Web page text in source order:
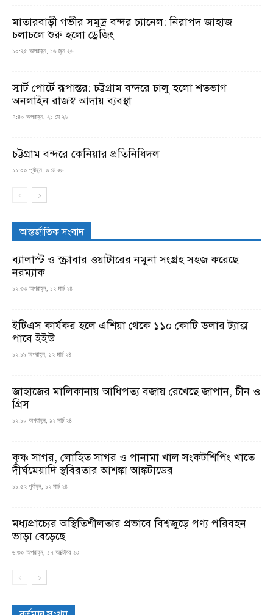
মাতারবাড়ী গভীর সমুদ্র বন্দর চ্যানেল: নিরাপদ জাহাজ
চলাচলে শুরু হলো ড্রেজিং
১০:২৫ অপরাহ্ন, ১৬ জুন ২৬
স্মার্ট পোর্টে রূপান্তর: চট্টগ্রাম বন্দরে চালু হলো শতভাগ
অনলাইন রাজস্ব আদায় ব্যবস্থা
৭:৪০ অপরাহ্ন, ২১ মে ২৬
চট্টগ্রাম বন্দরে কেনিয়ার প্রতিনিধিদল
১১:০০ পূর্বাহ্ন, ৬ মে ২৬
আন্তর্জাতিক সংবাদ
ব্যালাস্ট ও স্ক্রাবার ওয়াটারের নমুনা সংগ্রহ সহজ করেছে
নরম্যাক
১২:৩৩ অপরাহ্ন, ১২ মার্চ ২৪
ইটিএস কার্যকর হলে এশিয়া থেকে ১১০ কোটি ডলার ট্যাক্স
পাবে ইইউ
১২:১৯ অপরাহ্ন, ১২ মার্চ ২৪
জাহাজের মালিকানায় আধিপত্য বজায় রেখেছে জাপান, চীন ও
গ্রিস
১২:১০ অপরাহ্ন, ১২ মার্চ ২৪
কৃষ্ণ সাগর, লোহিত সাগর ও পানামা খাল সংকটশিপিং খাতে
দীর্ঘমেয়াদি স্থবিরতার আশঙ্কা আঙ্কটাডের
১১:৫২ পূর্বাহ্ন, ১২ মার্চ ২৪
মধ্যপ্রাচ্যের অস্থিতিশীলতার প্রভাবে বিশ্বজুড়ে পণ্য পরিবহন
ভাড়া বেড়েছে
৬:৩০ অপরাহ্ন, ১৭ অক্টোবর ২৩